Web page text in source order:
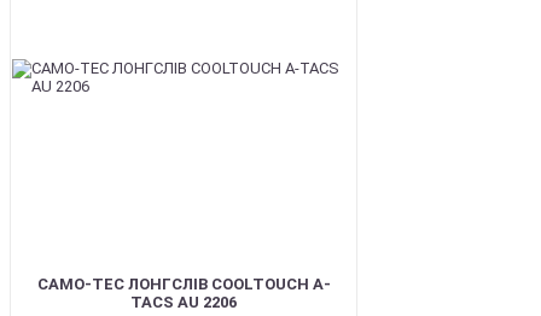
CAMO-TEC ЛОНГСЛІВ COOLTOUCH A-
TACS AU 2206